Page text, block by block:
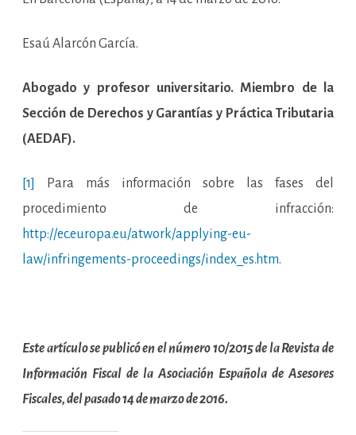
Esaú Alarcón García.
Abogado y profesor universitario. Miembro de la
Sección de Derechos y Garantías y Práctica Tributaria
(AEDAF).
[1]
Para más información sobre las fases del
procedimiento de infracción:
http://ec.europa.eu/atwork/applying-eu-
law/infringements-proceedings/index_es.htm.
Este artículo se publicó en el número 10/2015 de la Revista de
Información Fiscal de la Asociación Española de Asesores
Fiscales, del pasado 14 de marzo de 2016.